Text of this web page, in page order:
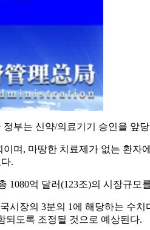
부는 신약/의료기기 승인을 앞
며, 마땅한 치료제가 없는 환
.
1080억 달러(123조)의 시장규모
장의 3분의 1에 해당하는 수
되도록 조정될 것으로 예상된다.